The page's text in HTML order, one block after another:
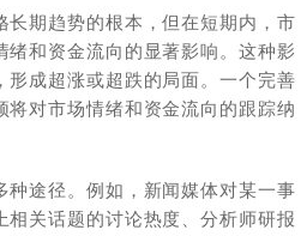
长期趋势的根本，但在短期内，市
绪和资金流向的显著影响。这种影
形成超涨或超跌的局面。一个完善
将对市场情绪和资金流向的跟踪纳
种途径。例如，新闻媒体对某一事
相关话题的讨论热度、分析师研报